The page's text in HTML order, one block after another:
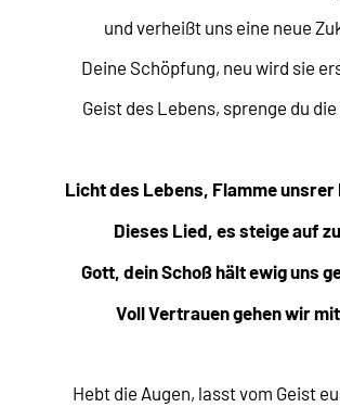
und verheißt uns eine neue
Deine Schöpfung, neu wird sie
Geist des Lebens, sprenge du
Licht des Lebens, Flamme
Dieses Lied, es steige auf
Gott, dein Schoß hält ewig uns
Voll Vertrauen gehen wir
Hebt die Augen, lasst vom Geist